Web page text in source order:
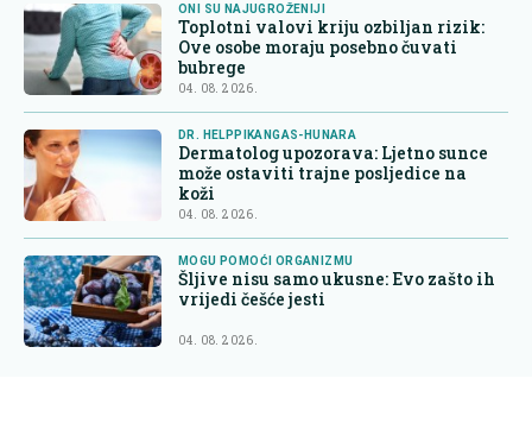
ONI SU NAJUGROŽENIJI
Toplotni valovi kriju ozbiljan rizik:
Ove osobe moraju posebno čuvati
bubrege
04. 08. 2026.
DR. HELPPIKANGAS-HUNARA
Dermatolog upozorava: Ljetno sunce
može ostaviti trajne posljedice na
koži
04. 08. 2026.
MOGU POMOĆI ORGANIZMU
Šljive nisu samo ukusne: Evo zašto ih
vrijedi češće jesti
04. 08. 2026.